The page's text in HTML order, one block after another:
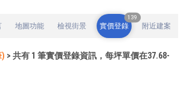
地圖功能 檢視街景 實價登錄
139
附近建案
) > 共有 1 筆實價登錄資訊，每坪單價在37.68-